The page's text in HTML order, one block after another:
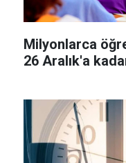
Milyonlarca
26 Aralık'a